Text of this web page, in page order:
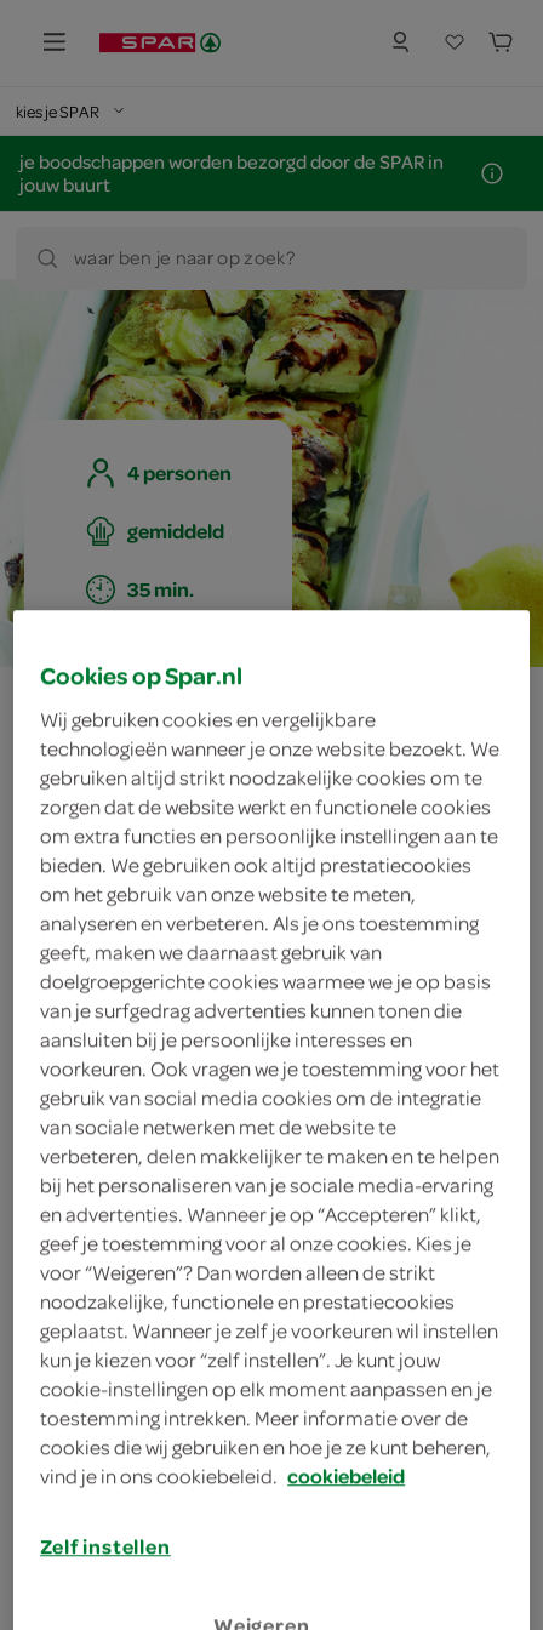
kies je SPAR
je boodschappen worden bezorgd door de SPAR in
jouw buurt
waar ben je naar op zoek?
4 personen
gemiddeld
35 min.
krokante witvis
uit de oven
ingrediënten
theelepel paprika
4 vastkokende aardappels
2 eetlepels verse bladselderij
100 gram boter
2 citroenen
600 gram diepvrieskoolvisfilets
kies je winkel
bereiden
deel op facebook
Cookies op Spar.nl
Wij gebruiken cookies en vergelijkbare
technologieën wanneer je onze website bezoekt. We
gebruiken altijd strikt noodzakelijke cookies om te
zorgen dat de website werkt en functionele cookies
om extra functies en persoonlijke instellingen aan te
bieden. We gebruiken ook altijd prestatiecookies
om het gebruik van onze website te meten,
analyseren en verbeteren. Als je ons toestemming
geeft, maken we daarnaast gebruik van
doelgroepgerichte cookies waarmee we je op basis
van je surfgedrag advertenties kunnen tonen die
aansluiten bij je persoonlijke interesses en
voorkeuren. Ook vragen we je toestemming voor het
gebruik van social media cookies om de integratie
van sociale netwerken met de website te
verbeteren, delen makkelijker te maken en te helpen
bij het personaliseren van je sociale media-ervaring
en advertenties. Wanneer je op “Accepteren” klikt,
geef je toestemming voor al onze cookies. Kies je
voor “Weigeren”? Dan worden alleen de strikt
noodzakelijke, functionele en prestatiecookies
geplaatst. Wanneer je zelf je voorkeuren wil instellen
kun je kiezen voor “zelf instellen”. Je kunt jouw
cookie-instellingen op elk moment aanpassen en je
toestemming intrekken. Meer informatie over de
cookies die wij gebruiken en hoe je ze kunt beheren,
vind je in ons cookiebeleid. cookiebeleid
Zelf instellen